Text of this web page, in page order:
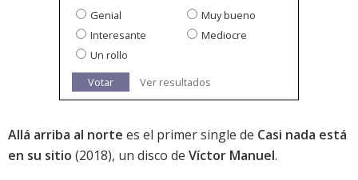
Genial
Muy bueno
Interesante
Mediocre
Un rollo
Votar
Ver resultados
Allá arriba al norte es el primer single de Casi nada está
en su sitio (2018), un disco de Víctor Manuel.